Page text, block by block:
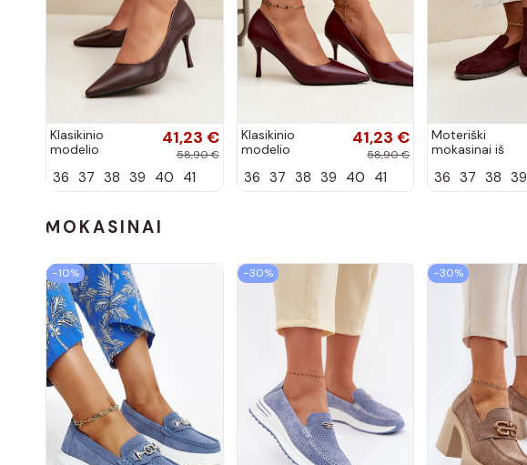
Klasikinio
modelio
bateliai iš
spalvos Nesha
41,23 €
58,90 €
36 37 38 39 40 41
Klasikinio
modelio
bateliai iš
41,23 €
58,90 €
36 37 38 39 40 41
Moteriški
mokasinai iš
zomšos, bordo
36 37 38 39
MOKASINAI
−10% −30% −30%